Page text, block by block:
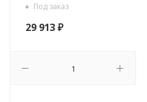
Под заказ
29 913₽